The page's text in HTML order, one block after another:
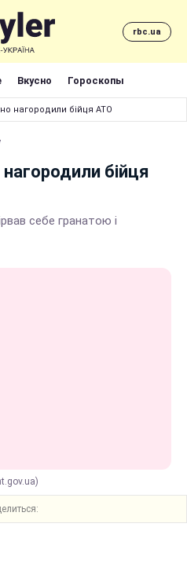
rbc.ua
Вкусно Гороскопы
нагородили бійця АТО
бійця
себе гранатою і